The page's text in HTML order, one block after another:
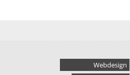
Webdesign